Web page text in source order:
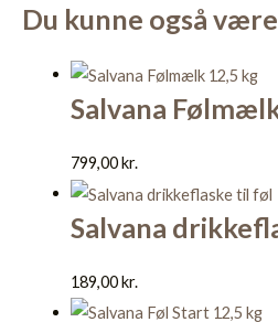
Du kunne også
Salvana
799,00kr.
Salvana
189,00kr.